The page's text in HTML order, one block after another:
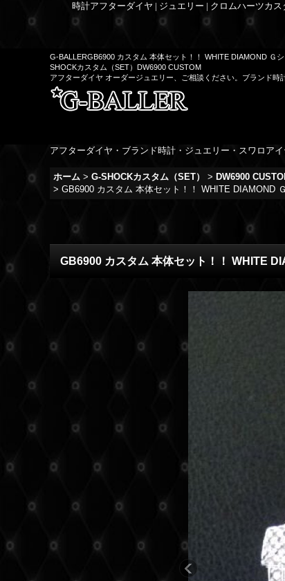
時計アフターダイヤ | ジュエリー | クロムハーツカ
G-BALLERGB6900 カスタム 本体セット！！ WHITE DIAMOND Ｇ
SHOCKカスタム（SET）DW6900 CUSTOM
アフターダイヤ オーダージュエリー、ご相談ください。ブランド時
アフターダイヤ・ブランド時計・ジュエリー・スワロア
ホーム > G-SHOCKカスタム（SET） > DW6900
> GB6900 カスタム 本体セット！！ WHITE DIAMOND
GB6900 カスタム 本体セット！！ WHITE